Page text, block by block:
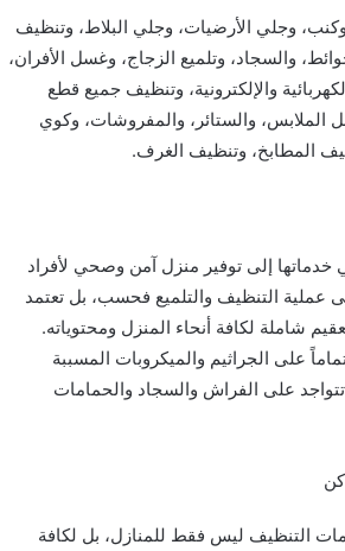
وجلي الأرضيات، وجلي البلاط، وتنظيف
والسجاد، وتلميع الزجاج، وغسل الأفران،
والإلكترونية، وتنظيف جميع قطع
الملابس، والستائر، والمفروشات، وكوي
المطابخ، وتنظيف الغرف.
خدماتها إلى توفير منزل آمن وصحي لأفراد
عملية التنظيف والتلميع فحسب، بل تعتمد
شاملة لكافة أنحاء المنزل ومحتوياته.
على الجراثيم والميكروبات المسببة
على الفراش والسجاد والحمامات
التنظيف ليس فقط للمنازل، بل لكافة